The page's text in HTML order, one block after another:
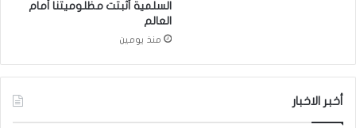
ب
نز
ه
السلمية أثبتت مظلوميتنا أمام
العالم
منذ يومين
أخبر الاخبار